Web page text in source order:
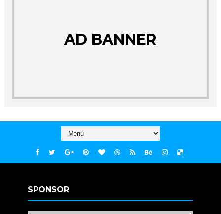
AD BANNER
SPONSOR